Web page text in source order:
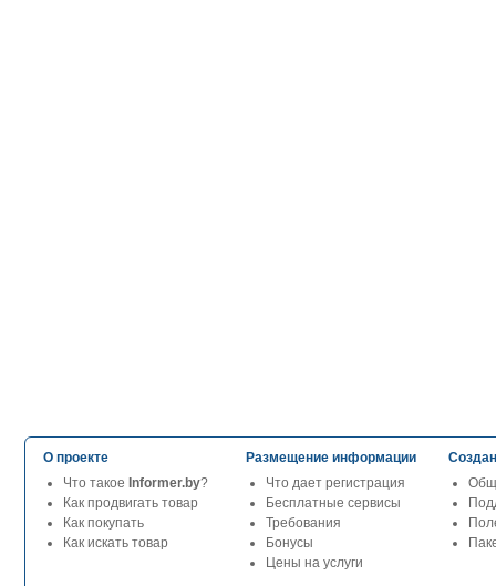
О проекте
Что такое Informer.by?
Как продвигать товар
Как покупать
Как искать товар
Размещение информации
Что дает регистрация
Бесплатные сервисы
Требования
Бонусы
Цены на услуги